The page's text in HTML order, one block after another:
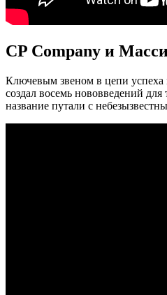
CP Company и
Ключевым звеном в цепи успеха
создал восемь нововведений
название путали с